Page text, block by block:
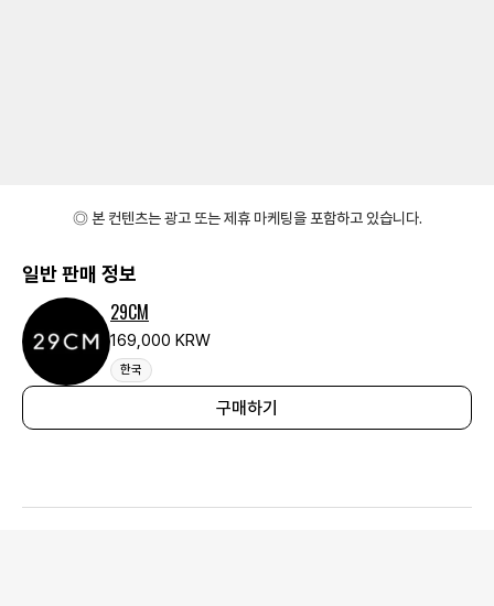
◎ 본 컨텐츠는 광고 또는 제휴 마케팅을 포함하고 있습니다.
일반 판매 정보
29CM
169,000 KRW
한국
구매하기